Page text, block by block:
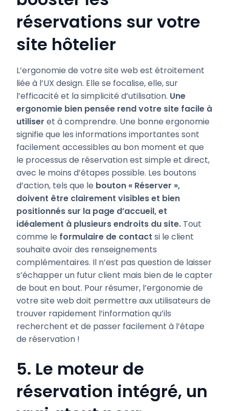
réservations sur votre
site hôtelier
L’ergonomie de votre site web est étroitement
liée à l’UX design. Elle se focalise, elle, sur
l’efficacité et la simplicité d’utilisation. Une
ergonomie bien pensée rend votre site facile à
utiliser et à comprendre. Une bonne ergonomie
signifie que les informations importantes sont
facilement accessibles au bon moment et que
le processus de réservation est simple et direct,
avec le moins d’étapes possible. Les boutons
d’action, tels que le bouton « Réserver »,
doivent être clairement visibles et bien
positionnés sur la page d’accueil, et
idéalement à plusieurs endroits du site. Tout
comme le formulaire de contact si le client
souhaite avoir des renseignements
complémentaires. Il n’est pas question de laisser
s’échapper un futur client mais bien de le capter
de bout en bout. Pour résumer, l’ergonomie de
votre site web doit permettre aux utilisateurs de
trouver rapidement l’information qu’ils
recherchent et de passer facilement à l’étape
de réservation !
5. Le moteur de
réservation intégré, un